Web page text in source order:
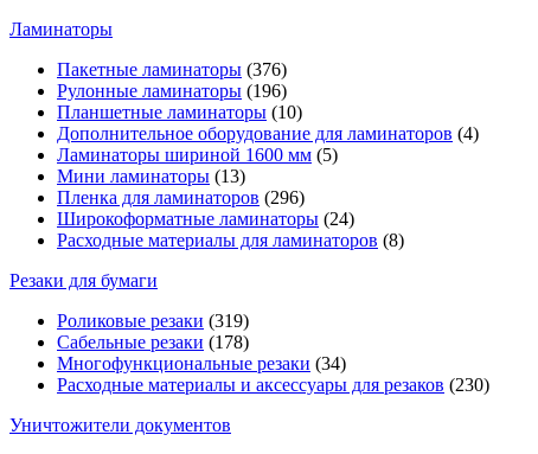
Ламинаторы
Пакетные ламинаторы (376)
Рулонные ламинаторы (196)
Планшетные ламинаторы (10)
Дополнительное оборудование для ламинаторов (4)
Ламинаторы шириной 1600 мм (5)
Мини ламинаторы (13)
Пленка для ламинаторов (296)
Широкоформатные ламинаторы (24)
Расходные материалы для ламинаторов (8)
Резаки для бумаги
Роликовые резаки (319)
Сабельные резаки (178)
Многофункциональные резаки (34)
Расходные материалы и аксессуары для резаков (230)
Уничтожители документов